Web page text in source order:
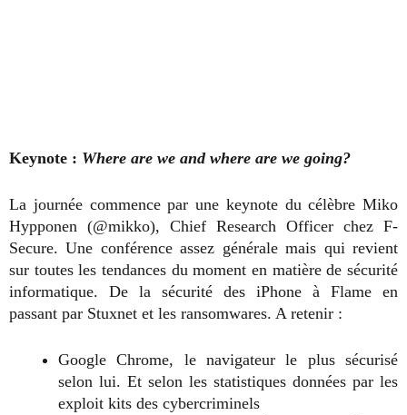
Keynote : Where are we and where are we going?
La journée commence par une keynote du célèbre Miko
Hypponen (@mikko), Chief Research Officer chez F-
Secure. Une conférence assez générale mais qui revient
sur toutes les tendances du moment en matière de sécurité
informatique. De la sécurité des iPhone à Flame en
passant par Stuxnet et les ransomwares. A retenir :
Google Chrome, le navigateur le plus sécurisé
selon lui. Et selon les statistiques données par les
exploit kits des cybercriminels